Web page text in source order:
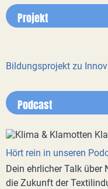
Projekt
Bildungsprojekt zu
Podcast
Hört rein in unseren
Dein ehrlicher Talk über
die Zukunft der